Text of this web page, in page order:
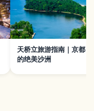
天桥立旅游指南｜京都
的绝美沙洲